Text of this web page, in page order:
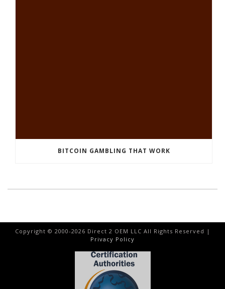
BITCOIN GAMBLING THAT WORK
Copyright © 2000-2026 Direct 2 OEM LLC All Rights Reserved |
Privacy Policy